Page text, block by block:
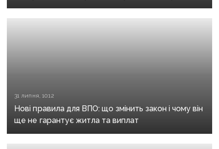
31 липня, 10:12
Нові правила для ВПО: що змінить закон і чому він
ще не гарантує житла та виплат